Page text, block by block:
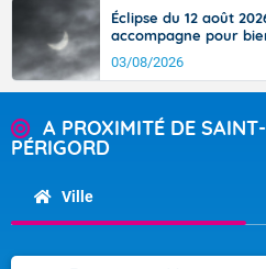
Éclipse du 12 août
accompagne pour
03/08/2026
A PROXIMITÉ DE
PÉRIGORD
Ville